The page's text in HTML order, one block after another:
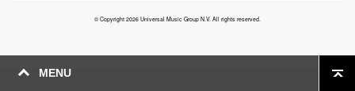
MENU
© Copyright 2026 Universal Music Group N.V. All rights reserved.